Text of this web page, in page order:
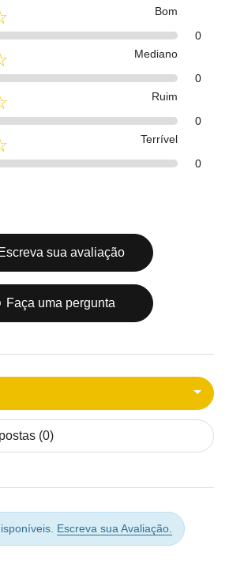
Bom
0
Mediano
0
Ruim
0
Terrível
0
Escreva sua avaliação
Faça uma pergunta
(0)
Escreva sua Avaliação.